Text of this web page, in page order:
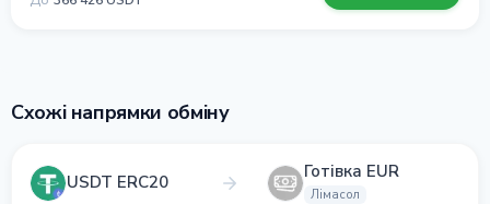
Схожі напрямки обміну
USDT ERC20 Готівка EUR
Лімасол